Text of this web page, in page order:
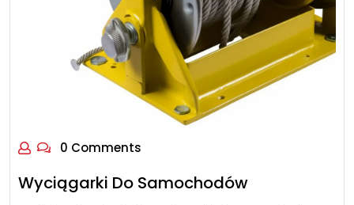
0 Comments
Wyciągarki Do Samochodów